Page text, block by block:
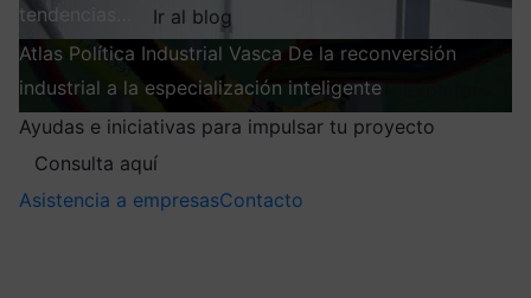
tendencias…
Ir al blog
Atlas Política Industrial Vasca De la reconversión
industrial a la especialización inteligente
Ayudas e iniciativas para impulsar tu proyecto
Consulta aquí
Asistencia a empresasContacto